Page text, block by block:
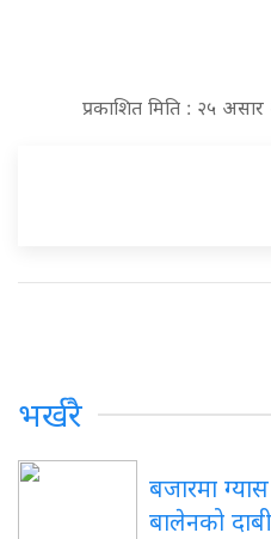
प्रकाशित मिति : २५
भर्खरै
बजारमा ग्यास
बालेनको